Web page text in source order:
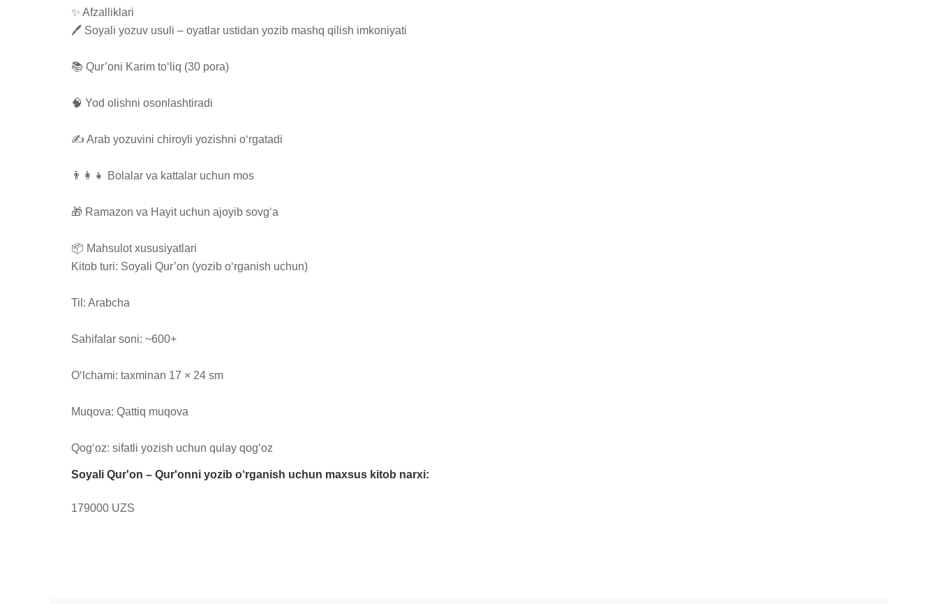
✨ Afzalliklari
🖊 Soyali yozuv usuli – oyatlar ustidan yozib mashq qilish imkoniyati
📚 Qur’oni Karim to‘liq (30 pora)
🧠 Yod olishni osonlashtiradi
✍ Arab yozuvini chiroyli yozishni o‘rgatadi
👨‍👩‍👧 Bolalar va kattalar uchun mos
🎁 Ramazon va Hayit uchun ajoyib sovg‘a
📦 Mahsulot xususiyatlari
Kitob turi: Soyali Qur’on (yozib o‘rganish uchun)
Til: Arabcha
Sahifalar soni: ~600+
O‘lchami: taxminan 17 × 24 sm
Muqova: Qattiq muqova
Qog‘oz: sifatli yozish uchun qulay qog‘oz
Soyali Qur'on – Qur'onni yozib o‘rganish uchun maxsus kitob narxi:
179000 UZS